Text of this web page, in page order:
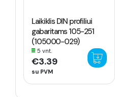
Laikiklis DIN profiliui
gabaritams 105-251
(105000-029)
5 vnt.
€3.39
su PVM